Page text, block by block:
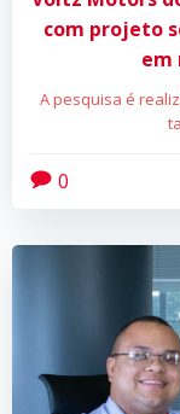
com projeto
em
A pesquisa é
0